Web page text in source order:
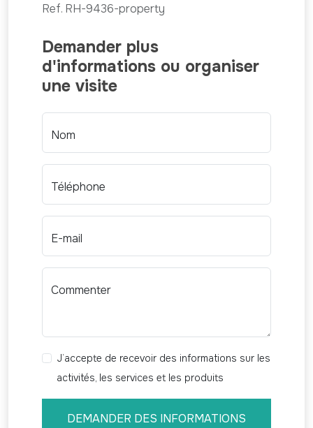
Ref. RH-9436-property
Demander plus
d'informations ou organiser
une visite
Nom
Téléphone
E-mail
Commenter
J’accepte de recevoir des informations sur les
activités, les services et les produits
DEMANDER DES INFORMATIONS